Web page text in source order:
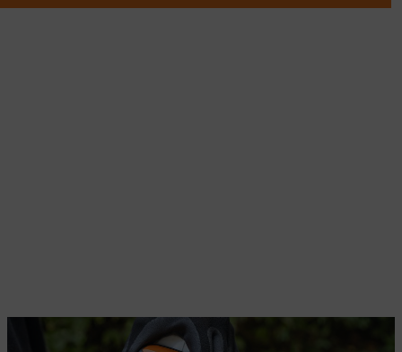
Літій-іонні акумулятори STIHL легкі та довговічні.